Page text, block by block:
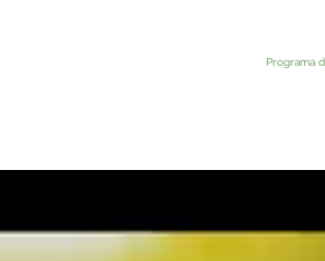
Programa